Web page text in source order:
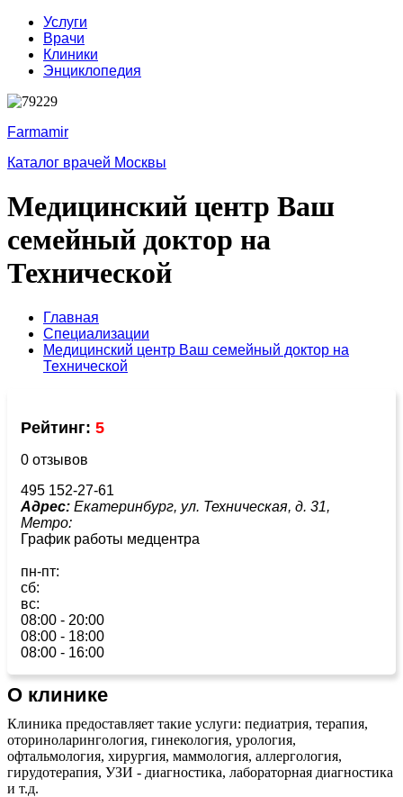
Услуги
Врачи
Клиники
Энциклопедия
Farmamir
Каталог врачей Москвы
Медицинский центр Ваш
семейный доктор на
Технической
Главная
Специализации
Медицинский центр Ваш семейный доктор на
Технической
Рейтинг: 5
0 отзывов
495 152-27-61
Адрес: Екатеринбург, ул. Техническая, д. 31,
Метро:
График работы медцентра
пн-пт:
сб:
вс:
08:00 - 20:00
08:00 - 18:00
08:00 - 16:00
О клинике
Клиника предоставляет такие услуги: педиатрия, терапия,
оториноларингология, гинекология, урология,
офтальмология, хирургия, маммология, аллергология,
гирудотерапия, УЗИ - диагностика, лабораторная диагностика
и т.д.